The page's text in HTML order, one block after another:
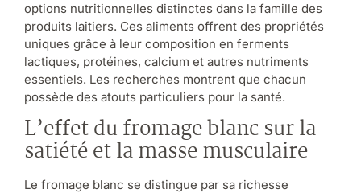
options nutritionnelles distinctes dans la famille des
produits laitiers. Ces aliments offrent des propriétés
uniques grâce à leur composition en ferments
lactiques, protéines, calcium et autres nutriments
essentiels. Les recherches montrent que chacun
possède des atouts particuliers pour la santé.
L’effet du fromage blanc sur la
satiété et la masse musculaire
Le fromage blanc se distingue par sa richesse